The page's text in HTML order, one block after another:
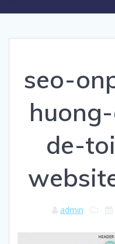
seo-
de-
admin